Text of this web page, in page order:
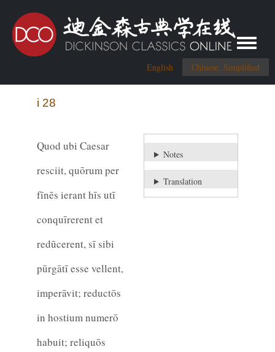
English Chinese, Simplified
Toggle
i 28
Quod ubi Caesar
resciit, quōrum per
fīnēs ierant hīs utī
conquīrerent et
redūcerent, sī sibi
pūrgātī esse vellent,
imperāvit; reductōs
in hostium numerō
habuit; reliquōs
Notes
Translation